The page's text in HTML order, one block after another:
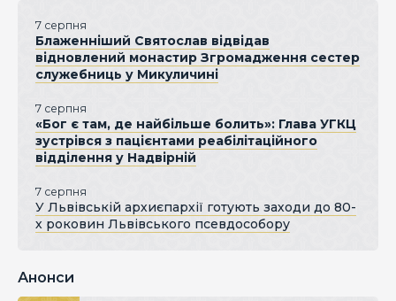
7 серпня
Блаженніший Святослав відвідав
відновлений монастир Згромадження сестер
служебниць у Микуличині
7 серпня
«Бог є там, де найбільше болить»: Глава УГКЦ
зустрівся з пацієнтами реабілітаційного
відділення у Надвірній
7 серпня
У Львівській архиєпархії готують заходи до 80-
х роковин Львівського псевдособору
Анонси